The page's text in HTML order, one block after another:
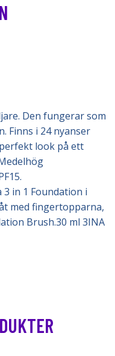
Den fungerar som
Finns i 24 nyanser
look på ett
in 1 Foundation i
med fingertopparna,
Brush.30 ml 3INA